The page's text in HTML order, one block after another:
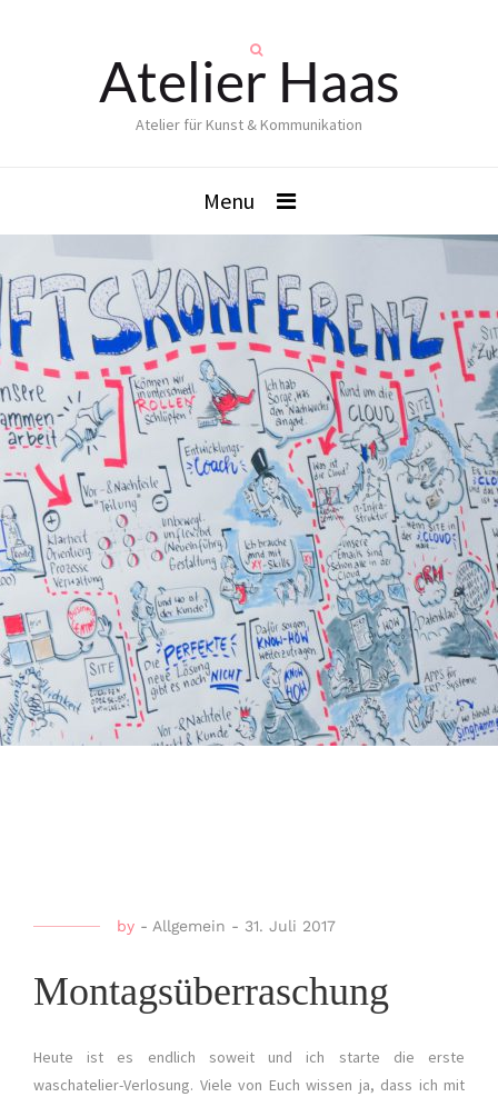
Atelier Haas
Atelier für Kunst & Kommunikation
Menu
by - Allgemein - 31. Juli 2017
Montagsüberraschung
Heute ist es endlich soweit und ich starte die erste
waschatelier-Verlosung. Viele von Euch wissen ja, dass ich mit